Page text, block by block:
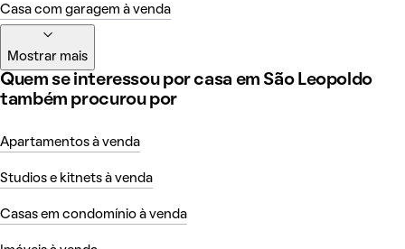
Casa com garagem à venda
Mostrar mais
Quem se interessou por casa em São Leopoldo
também procurou por
Apartamentos à venda
Studios e kitnets à venda
Casas em condomínio à venda